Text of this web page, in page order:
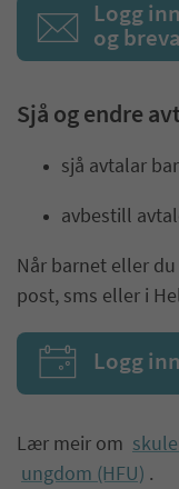
Logg
og
Sjå og endre
sjå avtalar
avbestill
Når barnet eller
post, sms eller i
Logg
Lær meir om
ungdom (HFU) .